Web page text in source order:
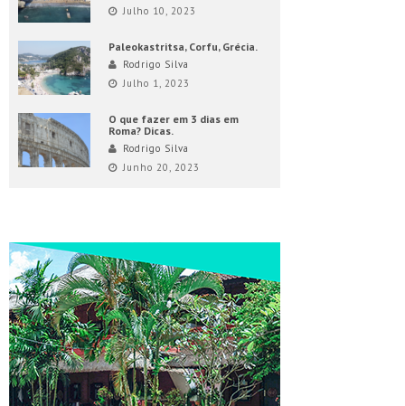
Julho 10, 2023
Paleokastritsa, Corfu, Grécia.
Rodrigo Silva
Julho 1, 2023
O que fazer em 3 dias em
Roma? Dicas.
Rodrigo Silva
Junho 20, 2023